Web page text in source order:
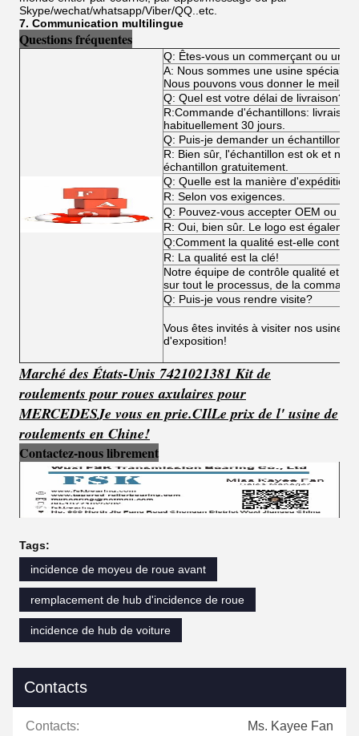
Skype/wechat/whatsapp/Viber/QQ..etc.
7. Communication multilingue
Questions fréquentes
Q: Êtes-vous un commerçant ou un
A: Nous sommes une usine
Nous pouvons vous donner le
Q: Quel est votre délai de livraison?
R:Commande d'échantillons:
habituellement 30 jours.
Q: Puis-je demander un échantillon?
R: Bien sûr, l'échantillon est ok et
échantillon gratuitement.
Q: Quelle est la manière d'expédition?
R: Selon vos exigences.
Q: Pouvez-vous accepter OEM ou
R: Oui, bien sûr. Le logo est
Q:Comment la qualité est-elle
R: La qualité est la clé!
Notre équipe de contrôle qualité et
sur tout le processus, de la
Q: Puis-je vous rendre visite?
Vous êtes invités à visiter nos usines,
d'exposition!
Marché des États-Unis 7421021381 Kit de
roulements pour roues axulaires pour
MERCEDESJe vous en prie.CIlLe prix de l' usine de
roulements en Chine!
Contactez-nous librement
Tags:
incidence de moyeu de roue avant
remplacement de hub d'incidence de roue
incidence de hub de voiture
Contacts
Contacts: Ms. Kayee Fan